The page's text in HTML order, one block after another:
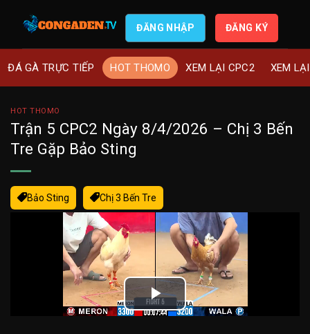
ĐĂNG NHẬP ĐĂNG KÝ
ĐÁ GÀ TRỰC TIẾP HOT THOMO XEM LẠI CPC2 XEM
HOT THOMO
Trận 5 CPC2 Ngày 8/4/2026 – Chị 3 Bến
Tre Gặp Bảo Sting
Bảo Sting Chị 3 Bến Tre